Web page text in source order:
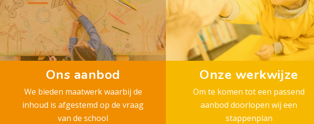
Ons aanbod
We bieden maatwerk waarbij de
inhoud is afgestemd op de vraag
van de school
Onze werkwijze
Om te komen tot een passend
aanbod doorlopen wij een
stappenplan